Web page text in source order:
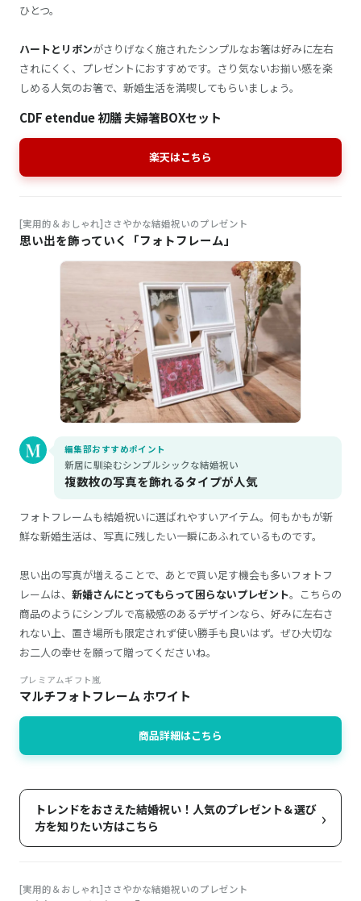
ひとつ。
ハートとリボンがさりげなく施されたシンプルなお箸は好みに左右
されにくく、プレゼントにおすすめです。さり気ないお揃い感を楽
しめる人気のお箸で、新婚生活を満喫してもらいましょう。
CDF etendue 初膳 夫婦箸BOXセット
楽天はこちら
[実用的＆おしゃれ]ささやかな結婚祝いのプレゼント
思い出を飾っていく「フォトフレーム」
編集部おすすめポイント
新居に馴染むシンプルシックな結婚祝い
複数枚の写真を飾れるタイプが人気
フォトフレームも結婚祝いに選ばれやすいアイテム。何もかもが新
鮮な新婚生活は、写真に残したい一瞬にあふれているものです。
思い出の写真が増えることで、あとで買い足す機会も多いフォトフ
レームは、 新婚さんにとってもらって困らないプレゼント。こちらの
商品のようにシンプルで高級感のあるデザインなら、好みに左右さ
れない上、置き場所も限定されず使い勝手も良いはず。ぜひ大切な
お二人の幸せを願って贈ってくださいね。
プレミアムギフト嵐
マルチフォトフレーム ホワイト
商品詳細はこちら
トレンドをおさえた結婚祝い！人気のプレゼント＆選び
方を知りたい方はこちら
›
[実用的＆おしゃれ]ささやかな結婚祝いのプレゼント